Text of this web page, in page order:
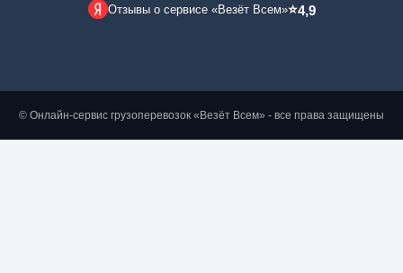
Отзывы о сервисе «Везёт Всем»⭐4,9
© Онлайн-сервис грузоперевозок «Везёт Всем» - все права защищены